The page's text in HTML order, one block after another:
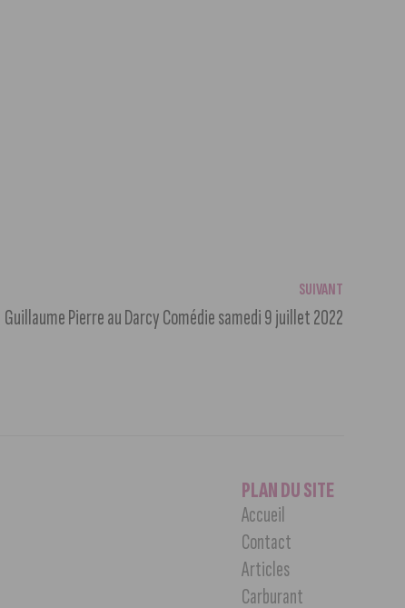
SUIVANT
Guillaume Pierre au Darcy Comédie samedi 9 juillet 2022
PLAN DU SITE
Accueil
Contact
Articles
Carburant